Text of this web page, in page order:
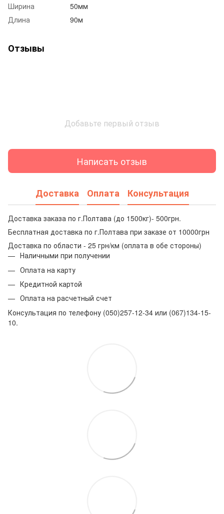
Ширина
50мм
Длина
90м
Отзывы
Добавьте первый отзыв
Написать отзыв
Доставка Оплата Консультация
Доставка заказа по г.Полтава (до 1500кг)- 500грн.
Бесплатная доставка по г.Полтава при заказе от 10000грн
Доставка по области - 25 грн/км (оплата в обе стороны)
Наличными при получении
Оплата на карту
Кредитной картой
Оплата на расчетный счет
Консультация по телефону (050)257-12-34 или (067)134-15-
10.